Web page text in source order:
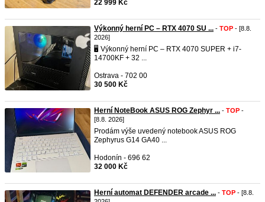
22 999 Kč
Výkonný herní PC – RTX 4070 SU ... - TOP - [8.8.
2026]
🖥️ Výkonný herní PC – RTX 4070 SUPER + i7-
14700KF + 32 ...
Ostrava - 702 00
30 500 Kč
Herní NoteBook ASUS ROG Zephyr ... - TOP -
[8.8. 2026]
Prodám výše uvedený notebook ASUS ROG
Zephyrus G14 GA40 ...
Hodonín - 696 62
32 000 Kč
Herní automat DEFENDER arcade ... - TOP - [8.8.